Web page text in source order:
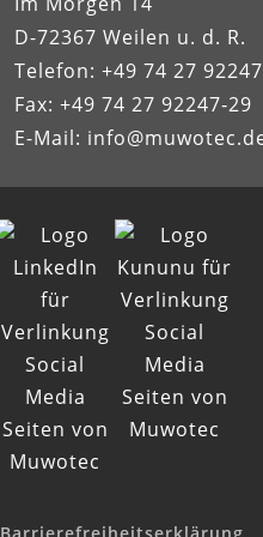
D-72367 Weilen u. d. R.
Telefon: +49 74 27
Fax: +49 74 27 92247‑29
E-Mail:
Barrierefreiheitserklärung